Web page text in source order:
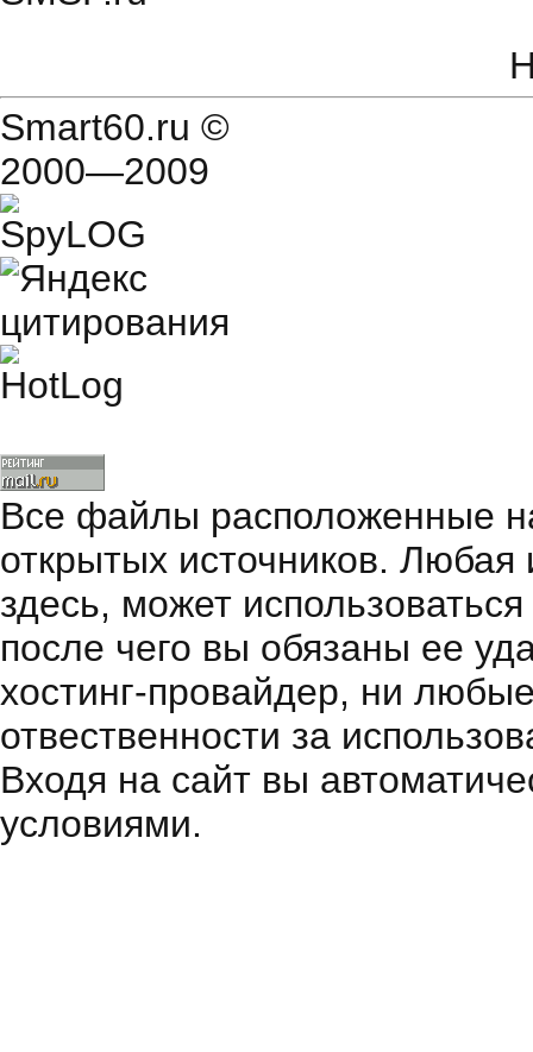
Smart60.ru ©
2000—2009
Все файлы расположенные
открытых источников.
здесь, может
после чего вы обязаны ее
хостинг-провайдер, ни
отвественности за
Входя на сайт вы
условиями.